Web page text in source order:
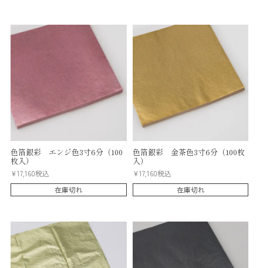
色箔銀彩 エンジ色3寸6分（100
枚入）
¥17,160税込
在庫切れ
色箔銀彩 金茶色3寸6分（100枚
入）
¥17,160税込
在庫切れ